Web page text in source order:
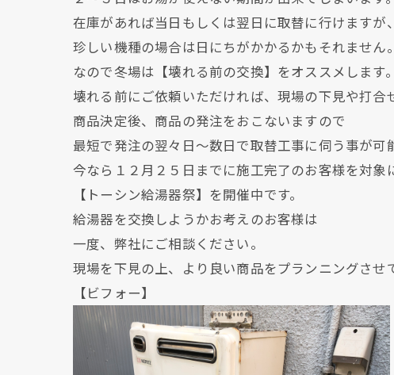
在庫があれば当日もしくは翌日に取替に行けますが、
珍しい機種の場合は日にちがかかるかもそれません。
なので冬場は【壊れる前の交換】をオススメします。
壊れる前にご依頼いただければ、現場の下見や打合
商品決定後、商品の発注をおこないますので
最短で発注の翌々日～数日で取替工事に伺う事が可
今なら１２月２５日までに施工完了のお客様を対象
【トーシン給湯器祭】を開催中です。
給湯器を交換しようかお考えのお客様は
一度、弊社にご相談ください。
現場を下見の上、より良い商品をプランニングさせ
【ビフォー】